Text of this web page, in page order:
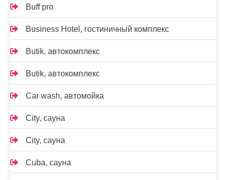
Buff pro
Business Hotel, гостиничный комплекс
Butik, автокомплекс
Butik, автокомплекс
Car wash, автомойка
City, сауна
City, сауна
Cuba, сауна